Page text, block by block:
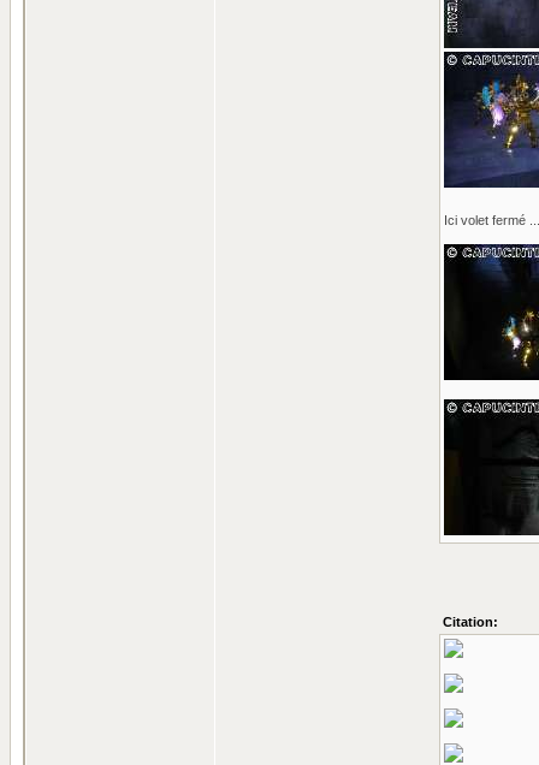
Ici volet fermé
Citation: